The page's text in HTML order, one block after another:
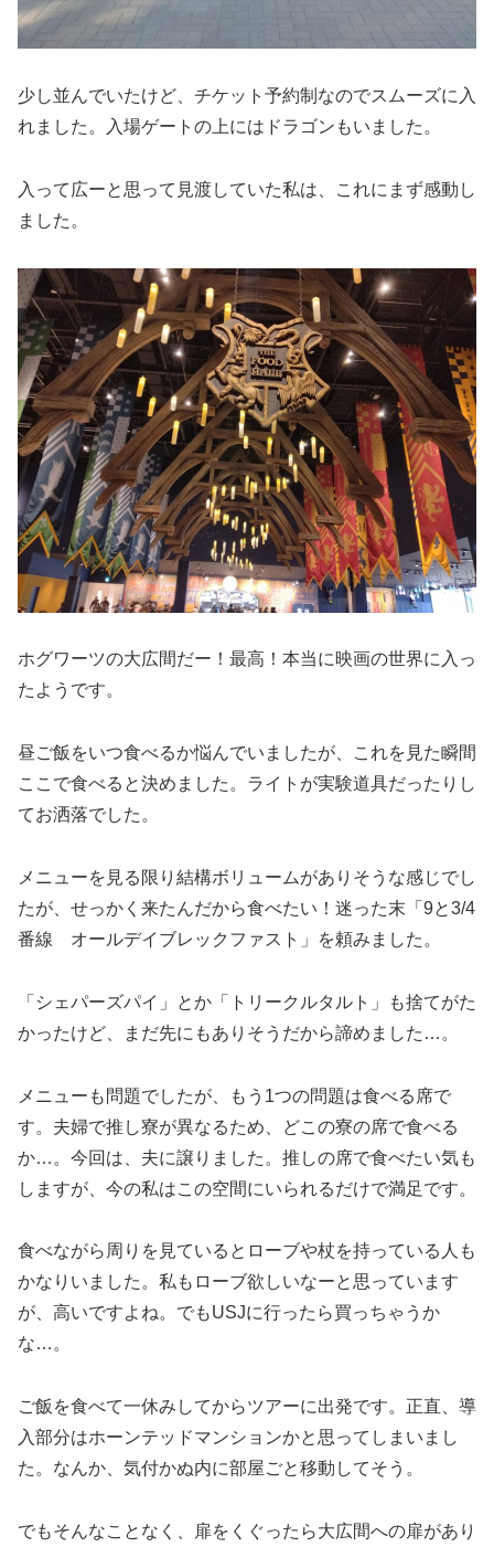
少し並んでいたけど、チケット予約制なのでスムーズに入
れました。入場ゲートの上にはドラゴンもいました。
入って広ーと思って見渡していた私は、これにまず感動し
ました。
ホグワーツの大広間だー！最高！本当に映画の世界に入っ
たようです。
昼ご飯をいつ食べるか悩んでいましたが、これを見た瞬間
ここで食べると決めました。ライトが実験道具だったりし
てお洒落でした。
メニューを見る限り結構ボリュームがありそうな感じでし
たが、せっかく来たんだから食べたい！迷った末「9と3/4
番線 オールデイブレックファスト」を頼みました。
「シェパーズパイ」とか「トリークルタルト」も捨てがた
かったけど、まだ先にもありそうだから諦めました…。
メニューも問題でしたが、もう1つの問題は食べる席で
す。夫婦で推し寮が異なるため、どこの寮の席で食べる
か…。今回は、夫に譲りました。推しの席で食べたい気も
しますが、今の私はこの空間にいられるだけで満足です。
食べながら周りを見ているとローブや杖を持っている人も
かなりいました。私もローブ欲しいなーと思っています
が、高いですよね。でもUSJに行ったら買っちゃうか
な…。
ご飯を食べて一休みしてからツアーに出発です。正直、導
入部分はホーンテッドマンションかと思ってしまいまし
た。なんか、気付かぬ内に部屋ごと移動してそう。
でもそんなことなく、扉をくぐったら大広間への扉があり